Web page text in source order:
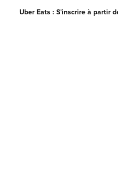
Uber Eats : S'inscrire à partir